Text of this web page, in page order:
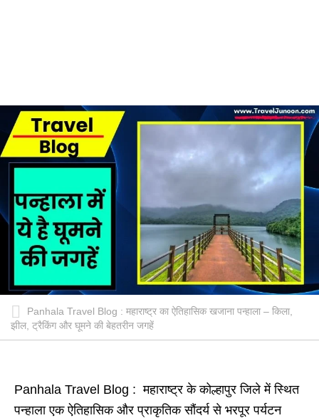
Panhala Travel Blog : महाराष्ट्र का ऐतिहासिक खजाना पन्हाला – किला,
झील, ट्रैकिंग और घूमने की बेहतरीन जगहें
Panhala Travel Blog : महाराष्ट्र के कोल्हापुर जिले में स्थित
पन्हाला एक ऐतिहासिक और प्राकृतिक सौंदर्य से भरपूर पर्यटन